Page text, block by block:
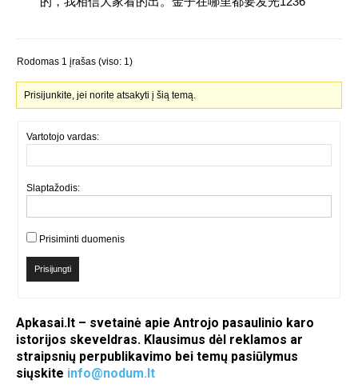
Rodomas 1 įrašas (viso: 1)
Prisijunkite, jei norite atsakyti į šią temą.
Vartotojo vardas:
Slaptažodis:
Prisiminti duomenis
Prisijungti
Apkasai.lt – svetainė apie Antrojo pasaulinio karo
istorijos skeveldras. Klausimus dėl reklamos ar
straipsnių perpublikavimo bei temų pasiūlymus
siųskite info@nodum.lt